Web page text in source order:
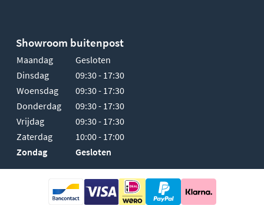
Showroom buitenpost
Maandag
Gesloten
Dinsdag
09:30 - 17:30
Woensdag
09:30 - 17:30
Donderdag
09:30 - 17:30
Vrijdag
09:30 - 17:30
Zaterdag
10:00 - 17:00
Zondag
Gesloten